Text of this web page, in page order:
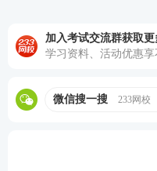
印时点击“单条打印”或
截图完整，整张内容打
加入考试交流群获取更
学习资料、活动优惠享
微信搜一搜 233网校